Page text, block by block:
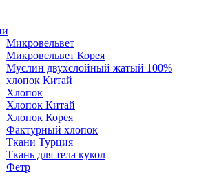
Микровельвет
Микровельвет Корея
Муслин двухслойный жатый 100%
хлопок Китай
Хлопок
Хлопок Китай
Хлопок Корея
Фактурный хлопок
Ткани Турция
Ткань для тела кукол
Фетр